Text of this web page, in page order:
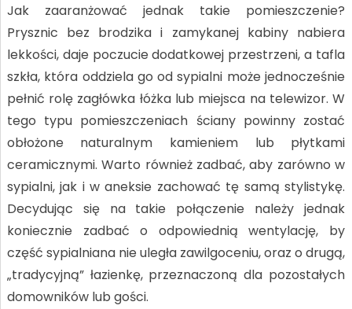
Jak zaaranżować jednak takie pomieszczenie?
Prysznic bez brodzika i zamykanej kabiny nabiera
lekkości, daje poczucie dodatkowej przestrzeni, a tafla
szkła, która oddziela go od sypialni może jednocześnie
pełnić rolę zagłówka łóżka lub miejsca na telewizor. W
tego typu pomieszczeniach ściany powinny zostać
obłożone naturalnym kamieniem lub płytkami
ceramicznymi. Warto również zadbać, aby zarówno w
sypialni, jak i w aneksie zachować tę samą stylistykę.
Decydując się na takie połączenie należy jednak
koniecznie zadbać o odpowiednią wentylację, by
część sypialniana nie uległa zawilgoceniu, oraz o drugą,
„tradycyjną” łazienkę, przeznaczoną dla pozostałych
domowników lub gości.